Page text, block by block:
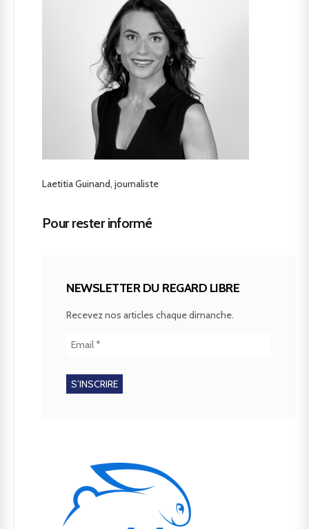
Laetitia Guinand, journaliste
Pour rester informé
NEWSLETTER DU REGARD LIBRE
Recevez nos articles chaque dimanche.